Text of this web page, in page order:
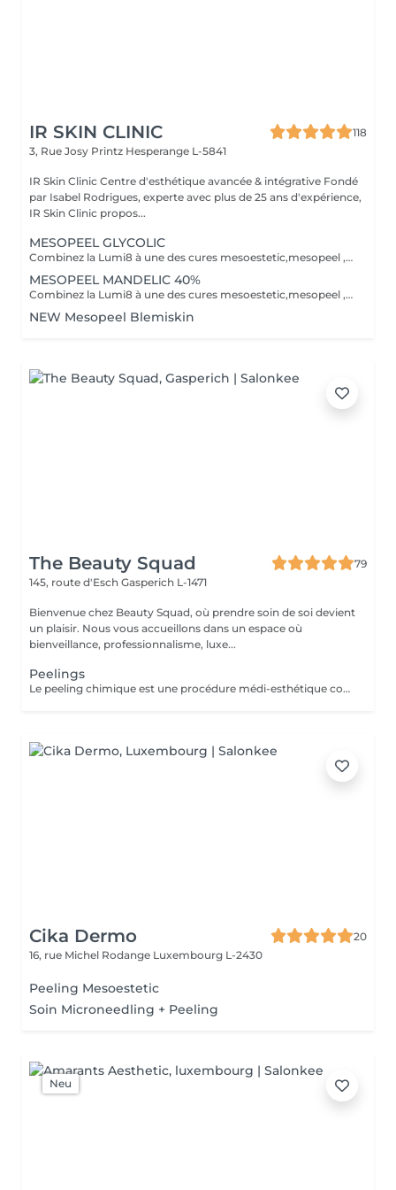
IR SKIN CLINIC
118
3, Rue Josy Printz Hesperange L-5841
IR Skin Clinic Centre d'esthétique avancée & intégrative Fondé
par Isabel Rodrigues, experte avec plus de 25 ans d'expérience,
IR Skin Clinic propos...
MESOPEEL GLYCOLIC
Combinez la Lumi8 à une des cures mesoestetic,mesopeel , mesoéclat... afin d'obtenir un résultat spectaculaire et durable. Recommandé pour l'anti-aging , les peaux acnéique , affaissées , les rides . les cicatrices et les autres imperfections de la peau. Bienvenue dans une nouvelle ère dans les soins du visage et du corps . Résultat spectaculaires , efficaces , durables et scientifiquement avérés, visible dès la première séance. Traitement indolore et non invasif Comme entretien ou prévention La réalisation d'un peeling, plusieurs fois par an, aide à maintenir un aspect sain et à améliorer la texture de la peau, en agissant préventivement contre le vieillissement.mesopeel® est la gamme la plus avancée de peelings chimiques spécifiquement conçue pour les professionnels nécessitant des produits sûrs, efficaces, faciles à utiliser et contrôlables. mesopeel® permet de traiter les hyperpigmentations, les manifestations de chaque phase du vieillissement et les esthétopathies telles que l'acné et ses séquelles, la couperose, la rosacée, les vergetures et d'autres imperfections.
MESOPEEL MANDELIC 40%
Combinez la Lumi8 à une des cures mesoestetic,mesopeel , mesoéclat... afin d'obtenir un résultat spectaculaire et durable. Recommandé pour l'anti-aging , les peaux acnéique , affaissées , les rides . les cicatrices et les autres imperfections de la peau. Bienvenue dans une nouvelle ère dans les soins du visage et du corps . Résultat spectaculaires , efficaces , durables et scientifiquement avérés, visible dès la première séance. Traitement indolore et non invasif Le micro-needling est un traitement qui utilise de minuscules aiguilles pour provoquer des minuscules perforations dans la peau. Ces petits points de contact encouragent le corps à créer une guérison curative ainsi qu'a resserrer, soulever et rajeunir la peau. Au fur et a mesure que votre peau se répare, la production de collagène et d'élastine se déclenche pour donner un effet repeuplant et raffermissant presque immédiat. Il peut également s'attaquer à d'autres problèmes de lésions cutanées tels que les cicatrices , les marques foncées, des dommages causés par le soleil et le vieillissement.mesopeel® est la gamme la plus avancée de peelings chimiques spécifiquement conçue pour les professionnels nécessitant des produits sûrs, efficaces, faciles à utiliser et contrôlables. mesopeel® permet de traiter les hyperpigmentations, les manifestations de chaque phase du vieillissement et les esthétopathies telles que l'acné et ses séquelles, la couperose, la rosacée, les vergetures et d'autres imperfections.
NEW Mesopeel Blemiskin
The Beauty Squad
79
145, route d'Esch Gasperich L-1471
Bienvenue chez Beauty Squad, où prendre soin de soi devient
un plaisir. Nous vous accueillons dans un espace où
bienveillance, professionnalisme, luxe...
Peelings
Le peeling chimique est une procédure médi-esthétique consistant provoquer une régénération cutanée accélérée et contrôlée par l'application de puissants agents exfoliants permettant d'agir à différentes profondeurs. Son action sur le tissu cutané favorise l'élimination des couches externes de la peau dans le but de stimuler la production de collagène et d'élastine. 1 soin : 150€ Forfait 5 soins : 675€
Cika Dermo
20
16, rue Michel Rodange Luxembourg L-2430
Peeling Mesoestetic
Soin Microneedling + Peeling
Neu